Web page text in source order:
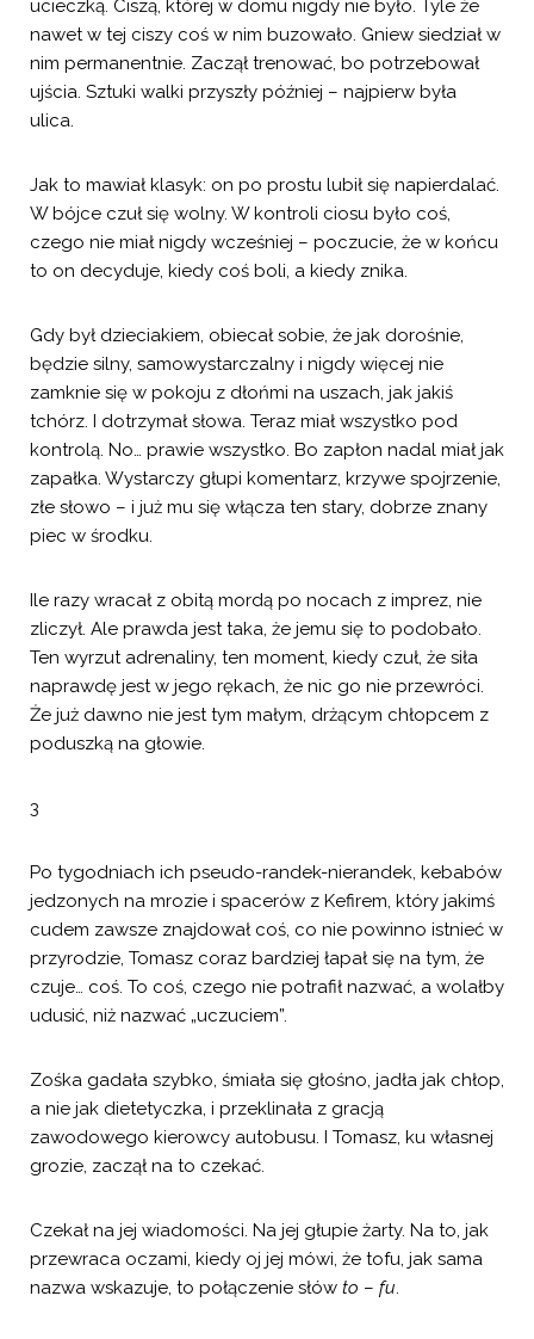
ucieczką. Ciszą, której w domu nigdy nie było. Tyle że
nawet w tej ciszy coś w nim buzowało. Gniew siedział w
nim permanentnie. Zaczął trenować, bo potrzebował
ujścia. Sztuki walki przyszły później – najpierw była
ulica.
Jak to mawiał klasyk: on po prostu lubił się napierdalać.
W bójce czuł się wolny. W kontroli ciosu było coś,
czego nie miał nigdy wcześniej – poczucie, że w końcu
to on decyduje, kiedy coś boli, a kiedy znika.
Gdy był dzieciakiem, obiecał sobie, że jak dorośnie,
będzie silny, samowystarczalny i nigdy więcej nie
zamknie się w pokoju z dłońmi na uszach, jak jakiś
tchórz. I dotrzymał słowa. Teraz miał wszystko pod
kontrolą. No… prawie wszystko. Bo zapłon nadal miał jak
zapałka. Wystarczy głupi komentarz, krzywe spojrzenie,
złe słowo – i już mu się włącza ten stary, dobrze znany
piec w środku.
Ile razy wracał z obitą mordą po nocach z imprez, nie
zliczył. Ale prawda jest taka, że jemu się to podobało.
Ten wyrzut adrenaliny, ten moment, kiedy czuł, że siła
naprawdę jest w jego rękach, że nic go nie przewróci.
Że już dawno nie jest tym małym, drżącym chłopcem z
poduszką na głowie.
3
Po tygodniach ich pseudo-randek-nierandek, kebabów
jedzonych na mrozie i spacerów z Kefirem, który jakimś
cudem zawsze znajdował coś, co nie powinno istnieć w
przyrodzie, Tomasz coraz bardziej łapał się na tym, że
czuje… coś. To coś, czego nie potrafił nazwać, a wolałby
udusić, niż nazwać „uczuciem”.
Zośka gadała szybko, śmiała się głośno, jadła jak chłop,
a nie jak dietetyczka, i przeklinała z gracją
zawodowego kierowcy autobusu. I Tomasz, ku własnej
grozie, zaczął na to czekać.
Czekał na jej wiadomości. Na jej głupie żarty. Na to, jak
przewraca oczami, kiedy oj jej mówi, że tofu, jak sama
nazwa wskazuje, to połączenie słów to – fu.